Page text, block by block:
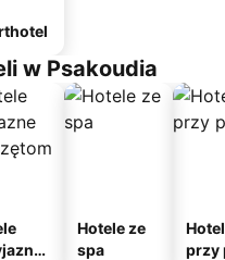
w Psakoudia
Hotele ze
spa
przy